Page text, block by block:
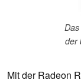
der
Mit der Radeon